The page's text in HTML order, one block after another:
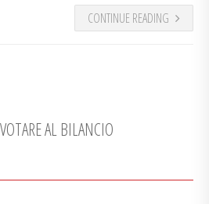
CONTINUE READING
AL BILANCIO